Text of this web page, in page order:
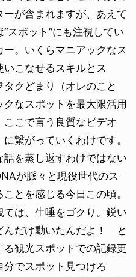
が含まれますが、あえて
スポット”にも注視してい
。いくらマニアックなス
こなせるスキルとス
クどまり（オレのこと
なスポットを最大限活用
こで言う良質なビデオ
繋がっていくわけです。
を蒸し返すわけではない
が脈々と現役世代のス
とを感じる今日この頃。
は、生唾をゴクり。鋭い
んだけ動いたんだよ！ と
観光スポットでの記録更
でスポット見つけろ